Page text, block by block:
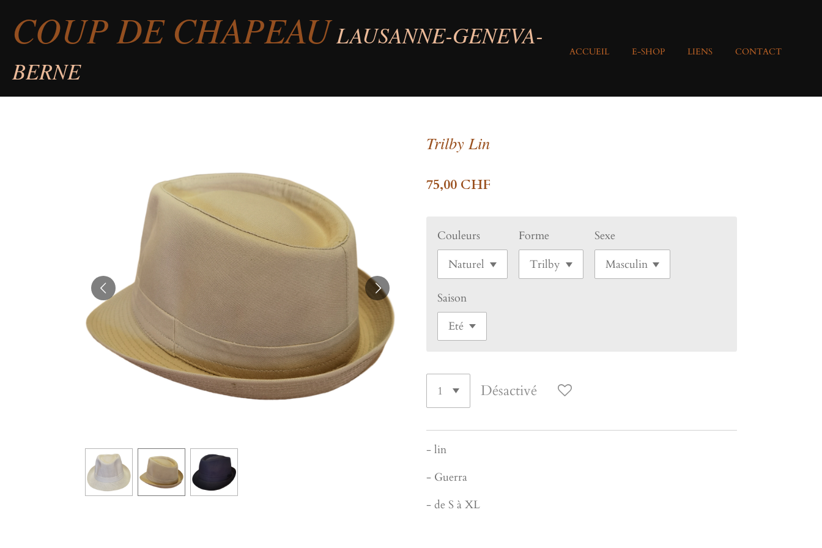
au
contenu
principal
COUP DE CHAPEAULAUSANNE-GENEVA-
BERNE
ACCUEIL E-SHOP LIENS CONTACT
Trilby Lin
75,00 CHF
Couleurs Forme Sexe
Saison
Désactivé
- lin
- Guerra
- de S à XL